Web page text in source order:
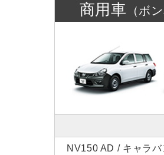
商用車 （ボ
NV150 AD / キャラ